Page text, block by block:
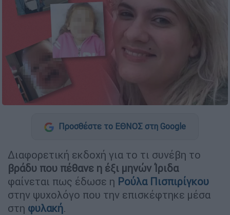
Προσθέστε το ΕΘΝΟΣ στη Google
Διαφορετική εκδοχή για το τι συνέβη το
βράδυ που πέθανε η έξι μηνών Ίριδα
φαίνεται πως έδωσε η Ρούλα Πισπιρίγκου
στην ψυχολόγο που την επισκέφτηκε μέσα
στη φυλακή.